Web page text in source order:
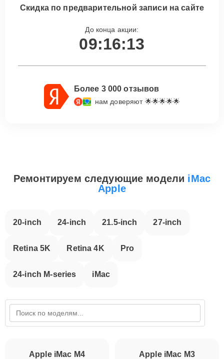
Скидка по предварительной записи на сайте
До конца акции:
09:16:12
Более 3 000 отзывов
нам доверяют 🌟🌟🌟🌟🌟
Ремонтируем следующие модели iMac
Apple
20-inch 24-inch 21.5-inch 27-inch
Retina 5K Retina 4K Pro
24-inch M-series iMac
Apple iMac M3